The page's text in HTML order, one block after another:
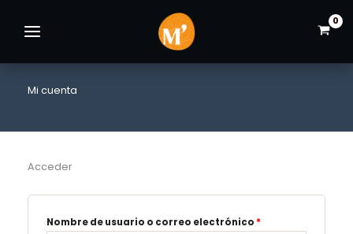
contenido
principal
página
Mi cuenta
Acceder
Nombre de usuario o correo electrónico *Obligatorio